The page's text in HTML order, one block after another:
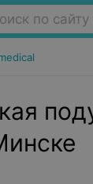
по сайту